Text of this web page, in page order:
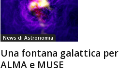
a
News di Astronomia
Una fontana galattica per
ALMA e MUSE